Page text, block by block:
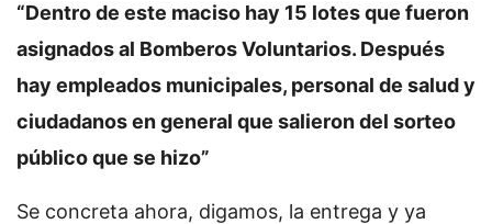
“Dentro de este maciso hay 15 lotes que fueron
asignados al Bomberos Voluntarios. Después
hay empleados municipales, personal de salud y
ciudadanos en general que salieron del sorteo
público que se hizo”
Se concreta ahora, digamos, la entrega y ya